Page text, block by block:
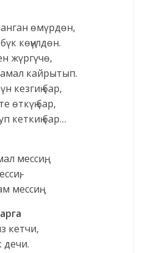
өмүрдөн,
көңүлдөн.
жүргүчө,
кайрытып.
кезгиң бар,
өткүң бар,
кеткиң бар…
мессиң,
мессиң.
кетчи,
дечи.